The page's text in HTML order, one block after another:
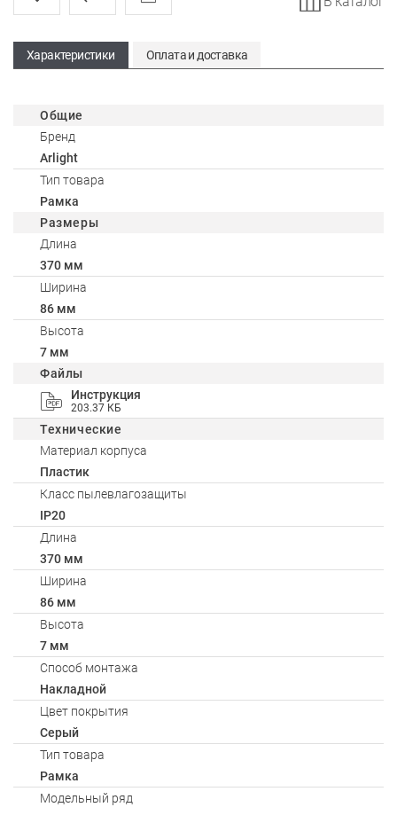
Характеристики Оплата и доставка
Общие
Бренд
Arlight
Тип товара
Рамка
Размеры
Длина
370 мм
Ширина
86 мм
Высота
7 мм
Файлы
Инструкция
203.37 КБ
Технические
Материал корпуса
Пластик
Класс пылевлагозащиты
IP20
Длина
370 мм
Ширина
86 мм
Высота
7 мм
Способ монтажа
Накладной
Цвет покрытия
Серый
Тип товара
Рамка
Модельный ряд